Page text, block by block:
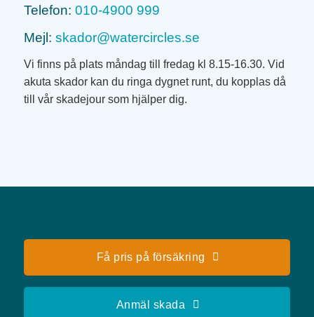
Telefon: 010-4900 999
Mejl: skador@watercircles.se
Vi finns på plats måndag till fredag kl 8.15-16.30. Vid
akuta skador kan du ringa dygnet runt, du kopplas då
till vår skadejour som hjälper dig.
Få pris på försäkring
Anmäl skada